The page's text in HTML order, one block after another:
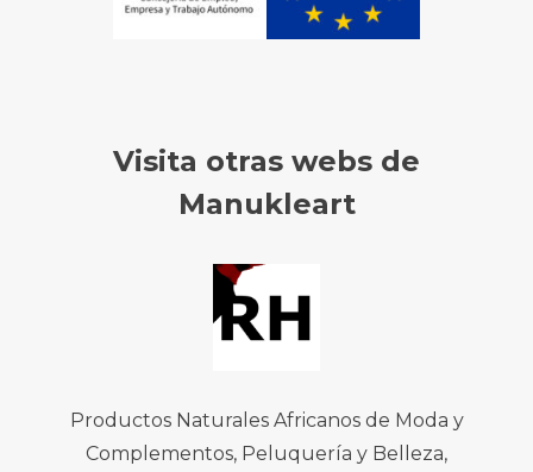
Visita otras webs de
Manukleart
Productos Naturales Africanos de Moda y
Complementos, Peluquería y Belleza,